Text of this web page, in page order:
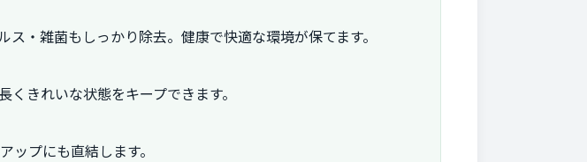
・雑菌もしっかり除去。健康で快適な環境が保てます。
きれいな状態をキープできます。
プにも直結します。